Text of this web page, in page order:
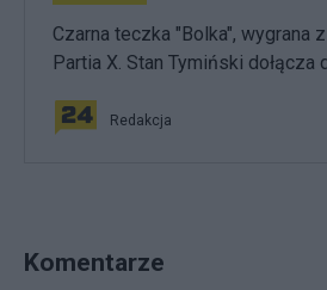
Czarna teczka "Bolka", wygrana
Partia X. Stan Tymiński dołącza
Redakcja
Komentarze